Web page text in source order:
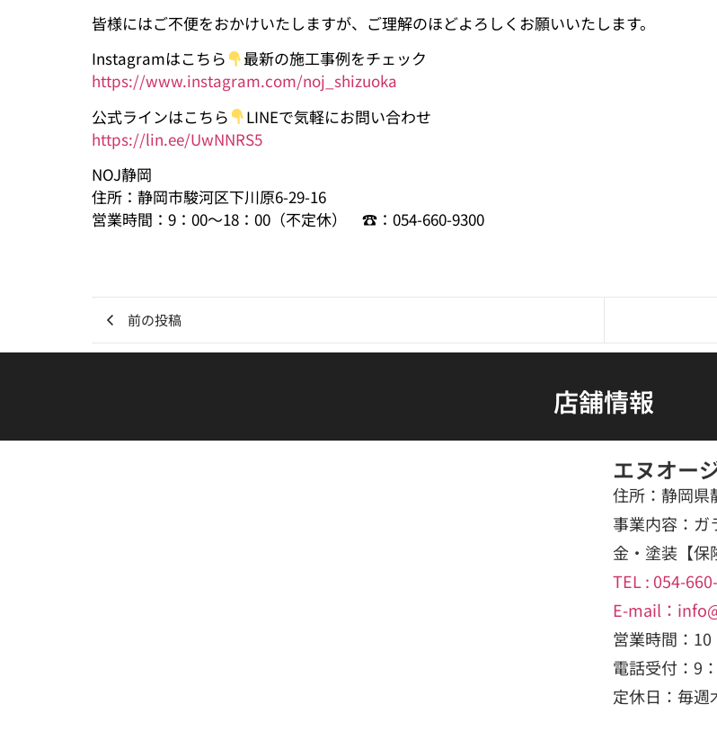
皆様にはご不便をおかけいたしますが、ご理解のほどよろしくお願いいたします。
Instagramはこちら
最新の施工事例をチェック
https://www.instagram.com/noj_shizuoka
公式ラインはこちら
LINEで気軽にお問い合わせ
https://lin.ee/UwNNRS5
NOJ静岡
住所：静岡市駿河区下川原6-29-16
営業時間：9：00～18：00（不定休） ☎：054-660-9300
前の投稿
店舗情報
エヌオー
住所：静岡県
事業内容：ガ
金・塗装【保
TEL : 054-
E-mail：
営業時間：
電話受付：9
定休日：毎週